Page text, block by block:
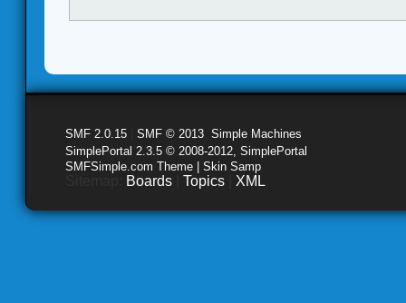
SMF 2.0.15 SMF © 2013 Simple Machines
SimplePortal 2.3.5 © 2008-2012, SimplePortal
SMFSimple.com Theme | Skin Samp
Boards Topics XML